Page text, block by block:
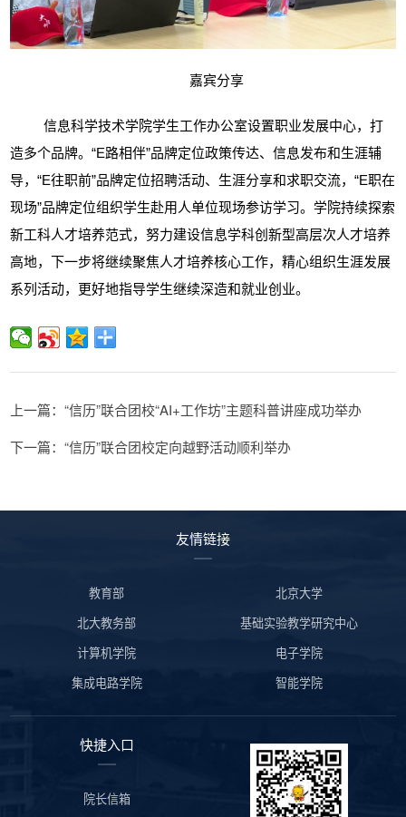
嘉宾分享
信息科学技术学院学生工作办公室设置职业发展中心，打
造多个品牌。“E路相伴”品牌定位政策传达、信息发布和生涯辅
导，“E往职前”品牌定位招聘活动、生涯分享和求职交流，“E职在
现场”品牌定位组织学生赴用人单位现场参访学习。学院持续探索
新工科人才培养范式，努力建设信息学科创新型高层次人才培养
高地，下一步将继续聚焦人才培养核心工作，精心组织生涯发展
系列活动，更好地指导学生继续深造和就业创业。
上一篇：“信历”联合团校“AI+工作坊”主题科普讲座成功举办
下一篇：“信历”联合团校定向越野活动顺利举办
友情链接
教育部
北京大学
北大教务部
基础实验教学研究中心
计算机学院
电子学院
集成电路学院
智能学院
快捷入口
院长信箱